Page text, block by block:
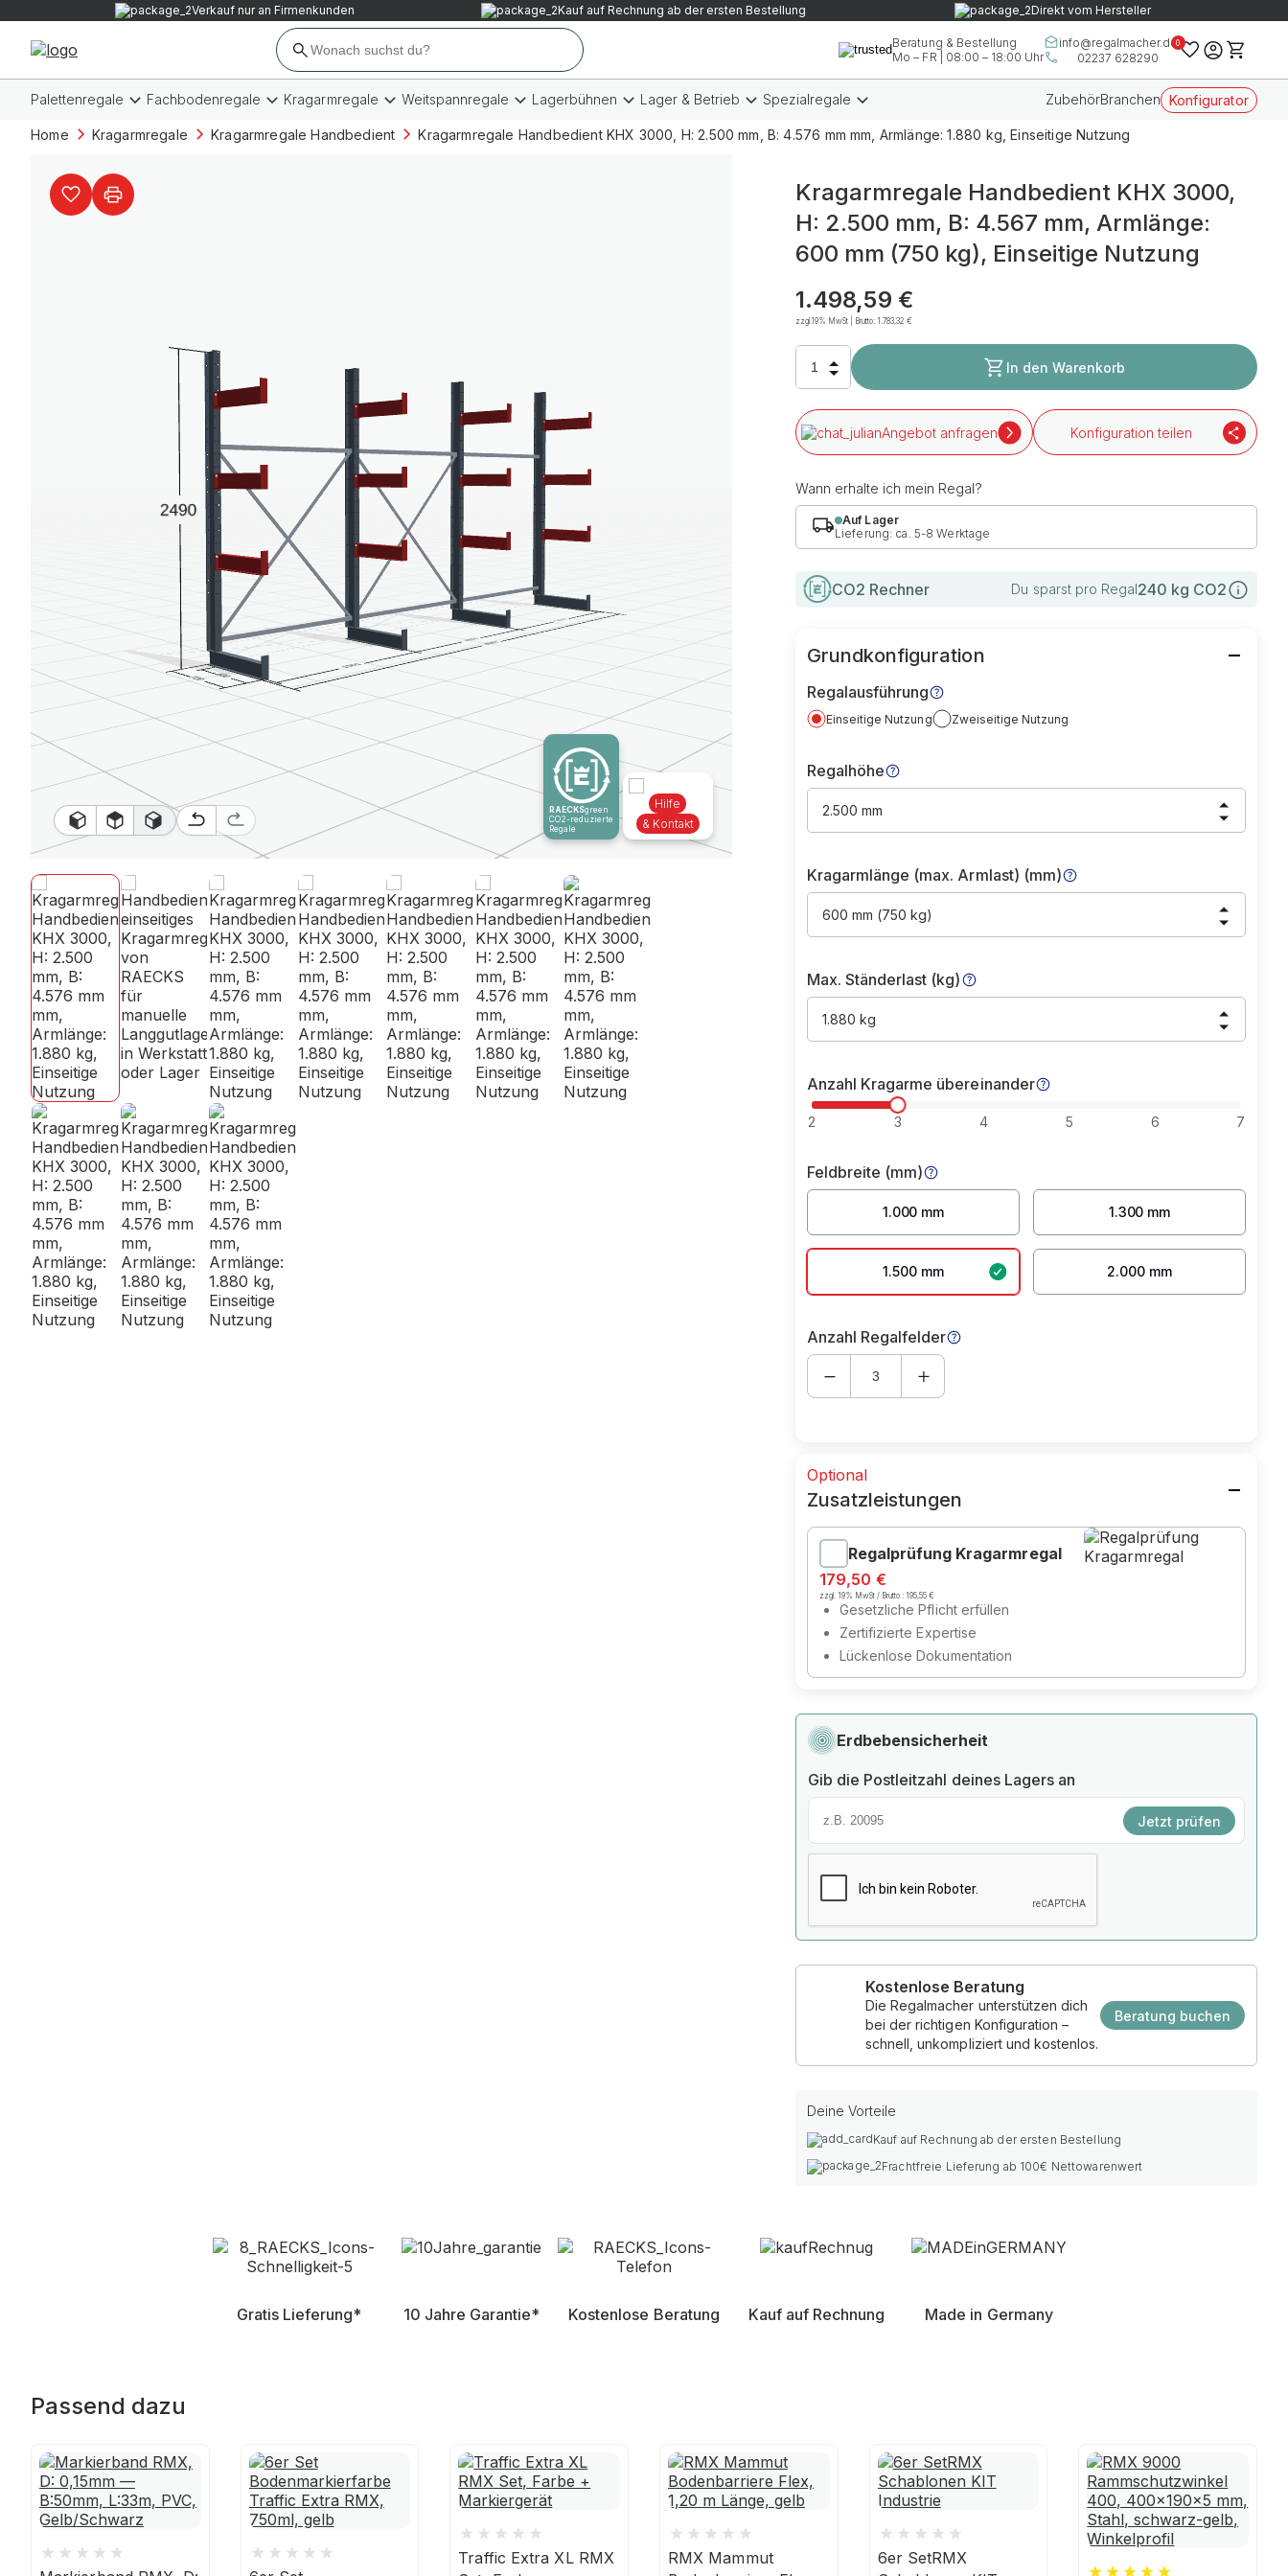
Verkauf nur an Firmenkunden Kauf auf Rechnung ab der ersten Bestellung Direkt vom Hersteller
Beratung & Bestellung
Mo – FR | 08:00 – 18:00 Uhr
info@regalmacher.de
02237 628290
0
Palettenregale Fachbodenregale Kragarmregale Weitspannregale Lagerbühnen Lager & Betrieb Spezialregale ZubehörBranchen Konfigurator
Home Kragarmregale Kragarmregale Handbedient Kragarmregale Handbedient KHX 3000, H: 2.500 mm, B: 4.576 mm mm, Armlänge: 1.880 kg, Einseitige Nutzung
RAECKSgreen
CO2-reduzierte
Regale
Hilfe
& Kontakt
Kragarmregale Handbedient KHX 3000,
H: 2.500 mm, B: 4.567 mm, Armlänge:
600 mm (750 kg), Einseitige Nutzung
1.498,59 €
zzgl.19% MwSt | Brutto:1.783,32 €
In den Warenkorb
Angebot anfragen Konfiguration teilen
Wann erhalte ich mein Regal?
Auf Lager
Lieferung: ca. 5-8 Werktage
CO2 Rechner Du sparst pro Regal240 kg CO2
Grundkonfiguration
Regalausführung
Einseitige Nutzung Zweiseitige Nutzung
Regalhöhe
2.500 mm
Kragarmlänge (max. Armlast) (mm)
600 mm (750 kg)
Max. Ständerlast (kg)
1.880 kg
Anzahl Kragarme übereinander
2 3 4 5 6 7
Feldbreite (mm)
1.000 mm 1.300 mm
1.500 mm 2.000 mm
Anzahl Regalfelder
Optional
Zusatzleistungen
Regalprüfung Kragarmregal
179,50 €
zzgl. 19% MwSt / Brutto :195,55 €
Gesetzliche Pflicht erfüllen
Zertifizierte Expertise
Lückenlose Dokumentation
Erdbebensicherheit
Gib die Postleitzahl deines Lagers an
Jetzt prüfen
Kostenlose Beratung
Die Regalmacher unterstützen dich
bei der richtigen Konfiguration –
schnell, unkompliziert und kostenlos.
Beratung buchen
Deine Vorteile
Kauf auf Rechnung ab der ersten Bestellung
Frachtfreie Lieferung ab 100€ Nettowarenwert
Gratis Lieferung* 10 Jahre Garantie* Kostenlose Beratung Kauf auf Rechnung Made in Germany
Passend dazu
Traffic Extra XL RMX
RMX Mammut
6er SetRMX